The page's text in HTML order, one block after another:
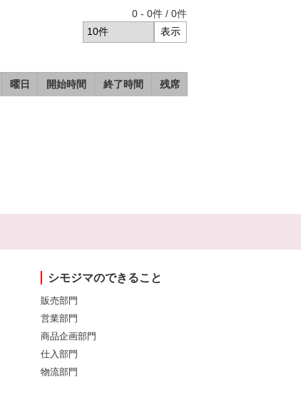
0 - 0件 / 0件
曜日 開始時間 終了時間 残席
シモジマのできること
販売部門
営業部門
商品企画部門
仕入部門
物流部門